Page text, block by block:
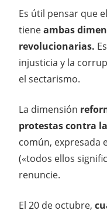
Es útil pensar que
tieneambas
revolucionarias.
injusticia y la
el sectarismo.
La dimensión
protestas contra
común, expresada
(«todos ellos
renuncie.
El 20 de octubre,